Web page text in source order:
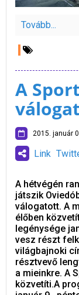
Tovább...
A
2015. január
Link
A hétvégén
játszik
válogatott. A
élőben
legénysége
vesz részt
világbajnoki
résztvevő
a mieinkre. A
közvetíti.A